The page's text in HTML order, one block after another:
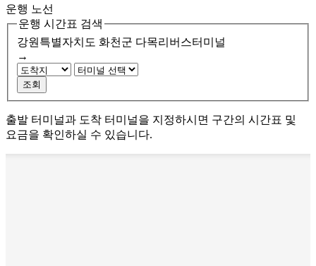
운행 노선
운행 시간표 검색
강원특별자치도 화천군 다목리버스터미널
→
조회
출발 터미널과 도착 터미널을 지정하시면 구간의 시간표 및
요금을 확인하실 수 있습니다.